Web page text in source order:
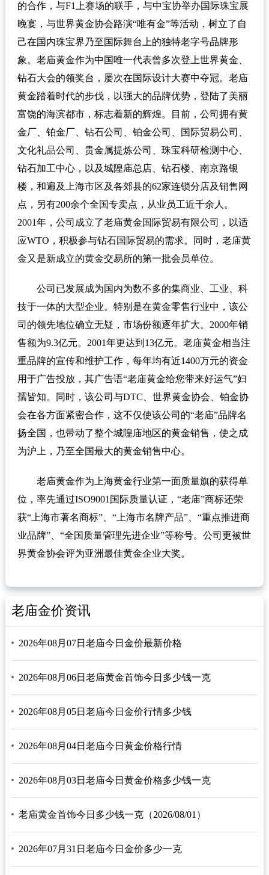
的合作，与F1上赛场的联手，与中宝协举办国际珠宝展
晚宴，与世界黄金协会路演“唯有金”等活动，树立了自
己在国内珠宝界乃至国际舞台上的独特老字号品牌形
象。老庙黄金作为中国唯一代表曾多次登上世界黄金、
钻石大会的领奖台，屡次在国际设计大赛中夺冠。老庙
黄金踏着时代的步伐，以强大的品牌优势，登陆了美丽
富饶的海滨都市，标志着新的辉煌。目前，公司拥有黄
金厂、铂金厂、钻石公司、铂金公司、国际贸易公司、
文化礼品公司、贵金属提炼公司、珠宝科研检测中心、
钻石加工中心，以及城隍庙总店、钻石楼、南京路银
楼，和遍及上海市区及各郊县的62家连锁分店及销售网
点，另有200余个全国专卖点，从业员工近千余人。
2001年，公司成立了老庙黄金国际贸易有限公司，以适
应WTO，积极参与钻石国际贸易的需求。同时，老庙黄
金又是新成立的黄金交易所的第一批会员单位。
公司已发展成为国内为数不多的集商业、工业、科
技于一体的大型企业。特别是在黄金零售行业中，该公
司的领先地位确立无疑，市场份额逐年扩大。2000年销
售额为9.3亿元。2001年更达到13亿元。老庙黄金相当注
重品牌的宣传和维护工作，每年均有近1400万元的资金
用于广告投放，其广告语“老庙黄金给您带来好运气”妇
孺皆知。同时，该公司与DTC、世界黄金协会、铂金协
会在各方面紧密合作，这不仅使该公司的“老庙”品牌名
扬全国，也带动了整个城隍庙地区的黄金销售，使之成
为沪上，乃至全国最大的黄金销售中心。
老庙黄金作为上海黄金行业第一面质量旗的获得单
位，率先通过ISO9001国际质量认证，“老庙”商标还荣
获“上海市著名商标”、“上海市名牌产品”、“重点推进商
业品牌”、“全国质量管理先进企业”等称号。公司更被世
界黄金协会评为亚洲最佳黄金企业大奖。
老庙金价资讯
2026年08月07日老庙今日金价最新价格
2026年08月06日老庙黄金首饰今日多少钱一克
2026年08月05日老庙今日金价行情多少钱
2026年08月04日老庙今日黄金价格行情
2026年08月03日老庙今日黄金价格多少钱一克
老庙黄金首饰今日多少钱一克（2026/08/01）
2026年07月31日老庙今日金价多少一克